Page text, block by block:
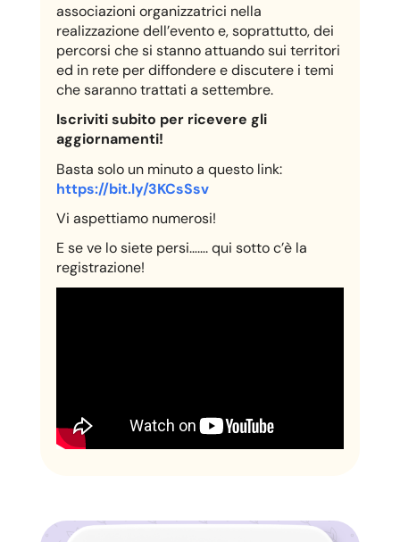
associazioni organizzatrici nella
realizzazione dell’evento e, soprattutto, dei
percorsi che si stanno attuando sui territori
ed in rete per diffondere e discutere i temi
che saranno trattati a settembre.
Iscriviti subito per ricevere gli
aggiornamenti!
Basta solo un minuto a questo link:
https://bit.ly/3KCsSsv
Vi aspettiamo numerosi!
E se ve lo siete persi……. qui sotto c’è la
registrazione!